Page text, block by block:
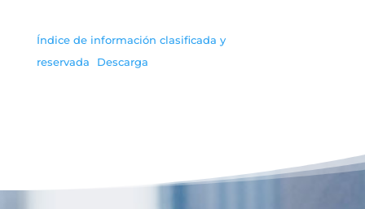
Índice de información clasificada y
reservada
Descarga